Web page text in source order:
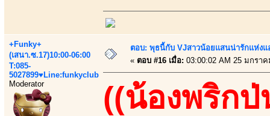
+Funky+
(เสนา.ซ.17)10:00-06:00
T:085-
5027899♥Line:funkyclub
Moderator
ตอบ: พุธนี้กับ VJสาวน้อยแสนน่ารักแห่งแ
« ตอบ #16 เมื่อ: 03:00:02 AM 25 มกรา
((น้องพริกป่